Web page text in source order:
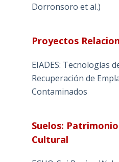
Dorronsoro et al.)
Proyectos
EIADES: Tecnologías
Recuperación de
Contaminados
Suelos:
Cultural